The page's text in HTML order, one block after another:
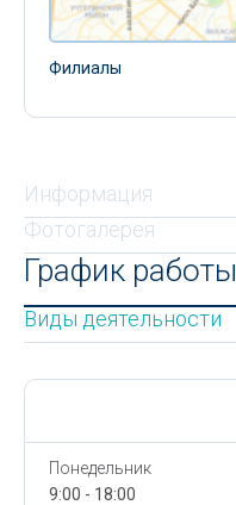
Филиалы
Информация
Фотогалерея
График работы
Виды деятельности
Понедельник
9:00 - 18:00